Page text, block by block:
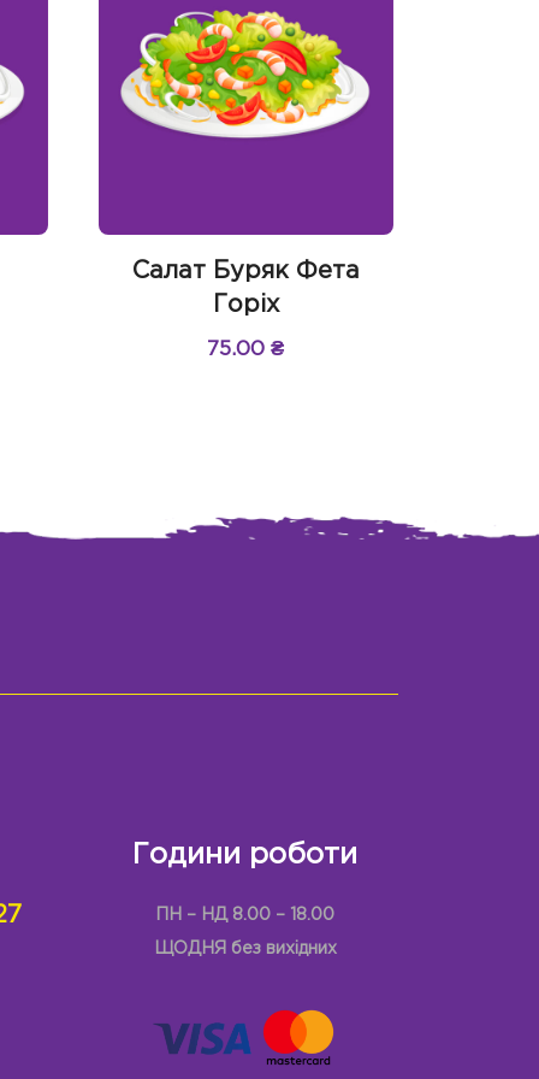
Салат Буряк Фета
Горіх
75.00₴
Години роботи
ПН – НД 8.00 – 18.00
ЩОДНЯ без вихідних